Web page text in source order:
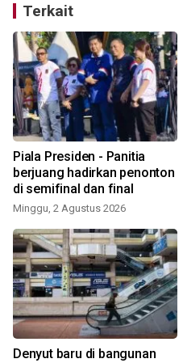
Terkait
Piala Presiden - Panitia
berjuang hadirkan penonton
di semifinal dan final
Minggu, 2 Agustus 2026
Denyut baru di bangunan